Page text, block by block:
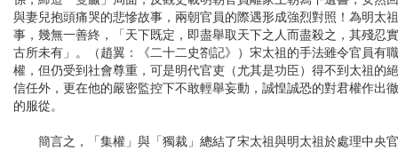
與妻兒抱頭痛哭的悲慘故事，兩朝官員的際遇形成強烈對照！為明太
事，幾無一善終，「天下既定，即盡舉取天下之人而盡殺之，其殘忍
古所未有」。（趙翼：《二十二史劄記》）宋太祖的手法雖令官員有
權，但仍受到社會尊重，可是明代官吏（尤其是功臣）得不到太祖的
信任外，更在他的嚴密監控下不敢輕舉妄動，誠惶誠恐的對君權作出
的服從。
簡言之，「集權」與「獨裁」總結了宋太祖與明太祖於處理中央